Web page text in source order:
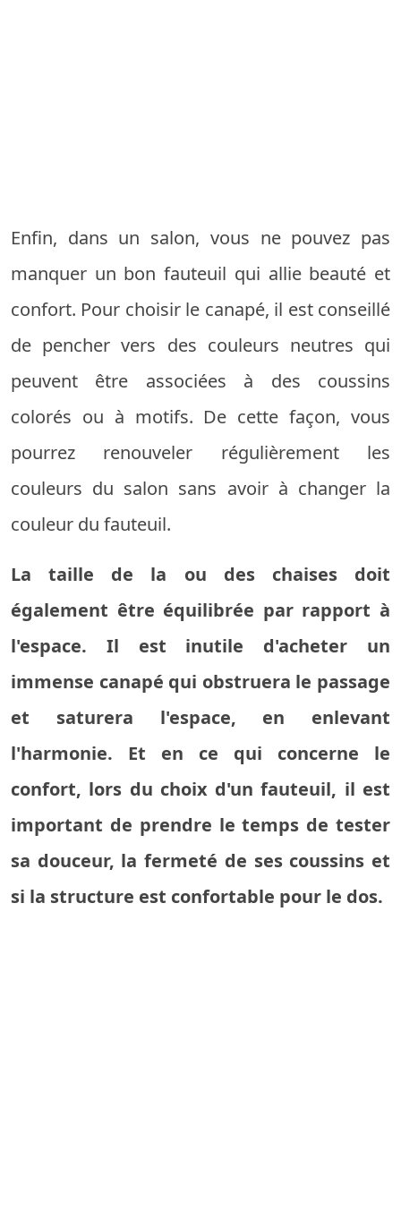
Enfin, dans un salon, vous ne pouvez pas
manquer un bon fauteuil qui allie beauté et
confort. Pour choisir le canapé, il est conseillé
de pencher vers des couleurs neutres qui
peuvent être associées à des coussins
colorés ou à motifs. De cette façon, vous
pourrez renouveler régulièrement les
couleurs du salon sans avoir à changer la
couleur du fauteuil.
La taille de la ou des chaises doit
également être équilibrée par rapport à
l'espace. Il est inutile d'acheter un
immense canapé qui obstruera le passage
et saturera l'espace, en enlevant
l'harmonie. Et en ce qui concerne le
confort, lors du choix d'un fauteuil, il est
important de prendre le temps de tester
sa douceur, la fermeté de ses coussins et
si la structure est confortable pour le dos.